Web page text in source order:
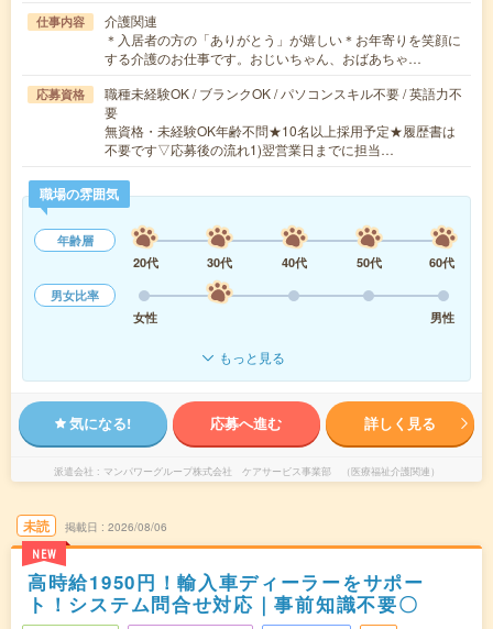
仕事内容
介護関連
＊入居者の方の「ありがとう」が嬉しい＊お年寄りを笑顔に
する介護のお仕事です。おじいちゃん、おばあちゃ…
応募資格
職種未経験OK / ブランクOK / パソコンスキル不要 / 英語力不
要
無資格・未経験OK年齢不問★10名以上採用予定★履歴書は
不要です▽応募後の流れ1)翌営業日までに担当…
職場の雰囲気
年齢層
20代
30代 40代 50代
60代
男女比率
女性
男性
もっと見る
気になる! 応募へ進む 詳しく見る
派遣会社 マンパワーグループ株式会社 ケアサービス事業部 （医療福祉介護関連）
未読
NEW
掲載日 2026/08/06
高時給1950円！輸入車ディーラーをサポー
ト！システム問合せ対応｜事前知識不要〇